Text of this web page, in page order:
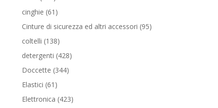
prodotti
cinghie 61 61
prodotti
Cinture di sicurezza ed altri accessori 9595
coltelli 138138
prodotti
detergenti 428428
Doccette 344344
Elastici 61 61
prodotti
Elettronica 423423